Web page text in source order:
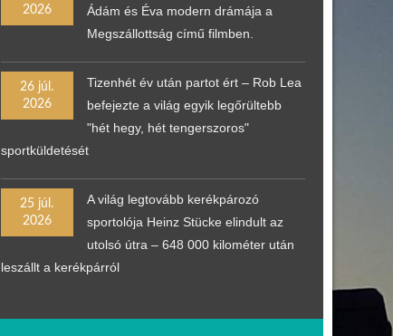
2026
Ádám és Éva modern drámája a
Megszállottság című filmben.
26 júl.
2026
Tizenhét év után partot ért – Rob Lea
befejezte a világ egyik legőrültebb
"hét hegy, hét tengerszoros"
sportküldetését
25 júl.
2026
A világ legtovább kerékpározó
sportolója Heinz Stücke elindult az
utolsó útra – 648 000 kilométer után
leszállt a kerékpárról